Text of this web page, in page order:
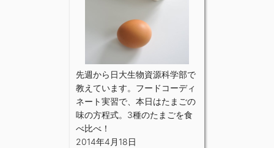
先週から日大生物資源科学部で
教えています。フードコーディ
ネート実習で、本日はたまごの
味の方程式。3種のたまごを食
べ比べ！
2014年4月18日